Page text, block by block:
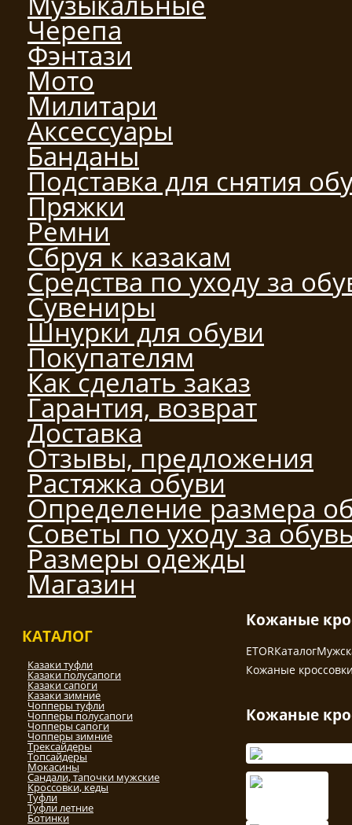
Черепа
Фэнтази
Мото
Милитари
Аксессуары
Банданы
Подставка для снятия
Пряжки
Ремни
Сбруя к казакам
Средства по уходу за
Сувениры
Шнурки для обуви
Покупателям
Как сделать заказ
Гарантия, возврат
Доставка
Отзывы, предложения
Растяжка обуви
Определение размера
Советы по уходу за
Размеры одежды
Магазин
КАТАЛОГ
Казаки туфли
Казаки полусапоги
Казаки сапоги
Казаки зимние
Чопперы туфли
Чопперы полусапоги
Чопперы сапоги
Чопперы зимние
Трексайдеры
Топсайдеры
Мокасины
Сандали, тапочки мужские
Кроссовки, кеды
Туфли
Туфли летние
Ботинки
Кожаные
ETORКаталог
Кожаные
Кожаные